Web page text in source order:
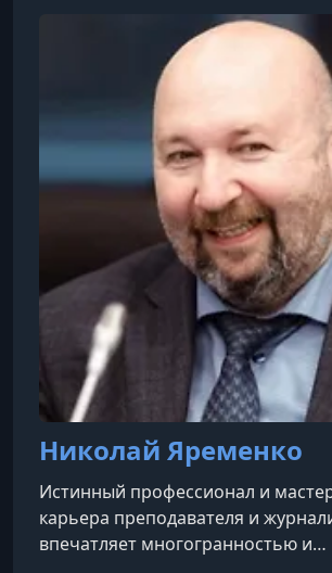
занимались поиском выдающихся
специалистов в России и за
адаптировали лучшие из
программ для онлайн-формата и
новые. Теперь наш опыт
формате: на первой
Николай Яременко
Истинный профессионал и
карьера преподавателя и
впечатляет многогранностью и